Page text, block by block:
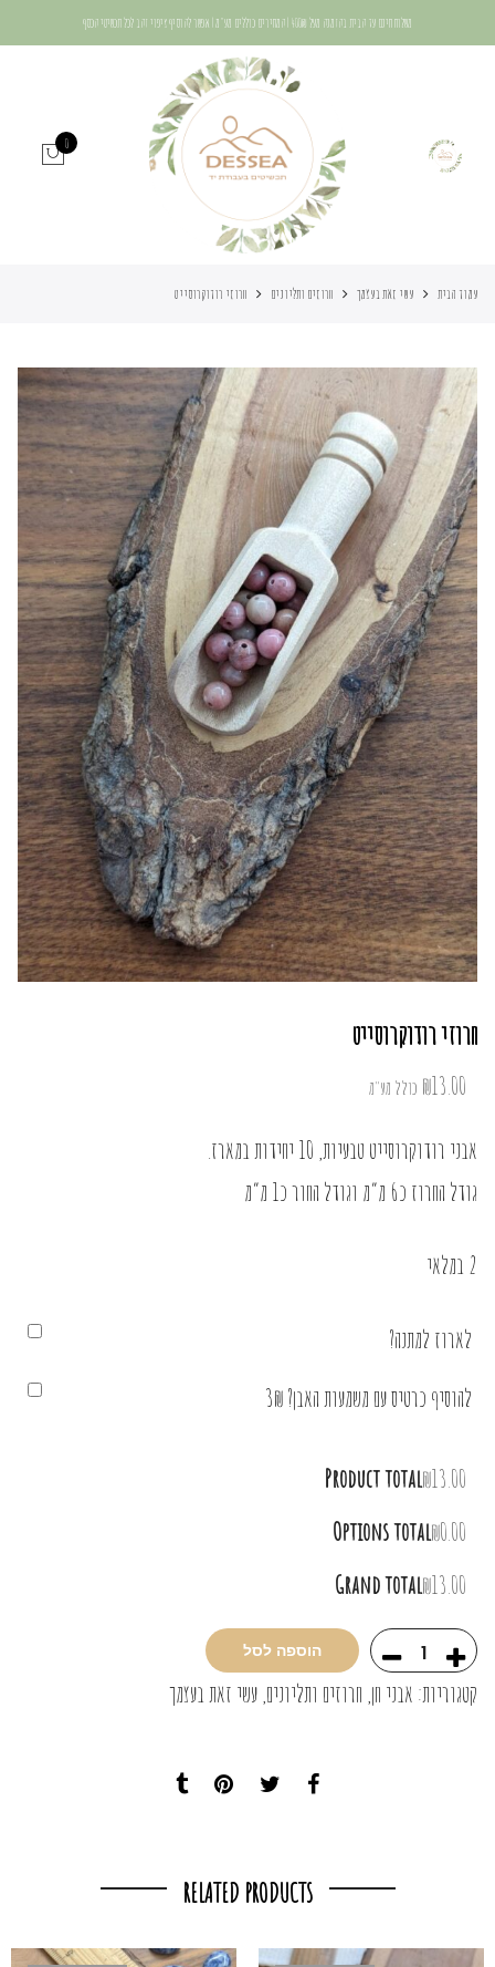
משלוח חינם עד הבית בהזמנה מעל 400₪ | המחירים כוללים מע"מ | אפשר להוסיף ציפוי זהב לכל תכשיטי הכסף
0
עמוד הבית עשי זאת בעצמך חרוזים ותליונים חרוזי רודוקרוסייט
חרוזי רודוקרוסייט
₪13.00 כולל מע"מ
אבני רודוקרוסייט טבעיות, 10 יחידות במארז.
גודל החרוז כ6 מ”מ וגודל החור כ1 מ”מ
2 במלאי
לארוז למתנה?
להוסיף כרטיס עם משמעות האבן? 3₪
Product total₪13.00
Options total₪0.00
Grand total₪13.00
הוספה לסל
קטגוריות: אבני חן חרוזים ותליונים עשי זאת בעצמך
RELATED PRODUCTS